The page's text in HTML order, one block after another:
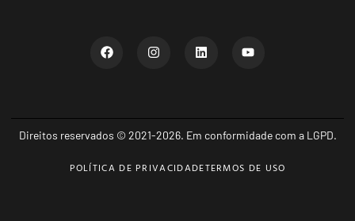
Direitos reservados © 2021-2026. Em conformidade com a LGPD.
POLÍTICA DE PRIVACIDADETERMOS DE USO